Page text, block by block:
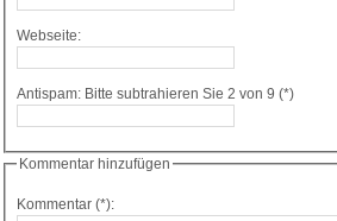
Webseite:
Antispam: Bitte subtrahieren Sie 2 von 9 (*)
Kommentar hinzufügen
Kommentar (*):